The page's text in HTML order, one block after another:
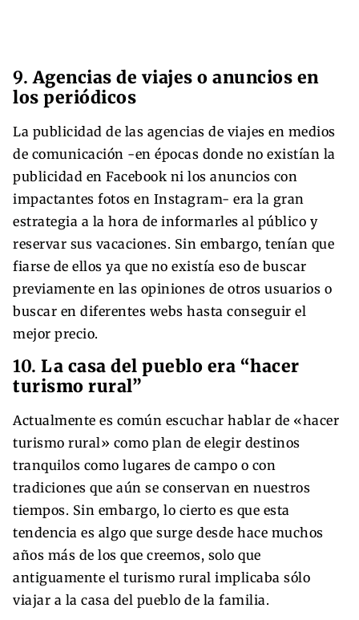
9.Agencias de viajes o anuncios en
los periódicos
La publicidad de las agencias de viajes en medios
de comunicación -en épocas donde no existían la
publicidad en Facebook ni los anuncios con
impactantes fotos en Instagram- era la gran
estrategia a la hora de informarles al público y
reservar sus vacaciones. Sin embargo, tenían que
fiarse de ellos ya que no existía eso de buscar
previamente en las opiniones de otros usuarios o
buscar en diferentes webs hasta conseguir el
mejor precio.
10. La casa del pueblo era “hacer
turismo rural”
Actualmente es común escuchar hablar de «hacer
turismo rural» como plan de elegir destinos
tranquilos como lugares de campo o con
tradiciones que aún se conservan en nuestros
tiempos. Sin embargo, lo cierto es que esta
tendencia es algo que surge desde hace muchos
años más de los que creemos, solo que
antiguamente el turismo rural implicaba sólo
viajar a la casa del pueblo de la familia.